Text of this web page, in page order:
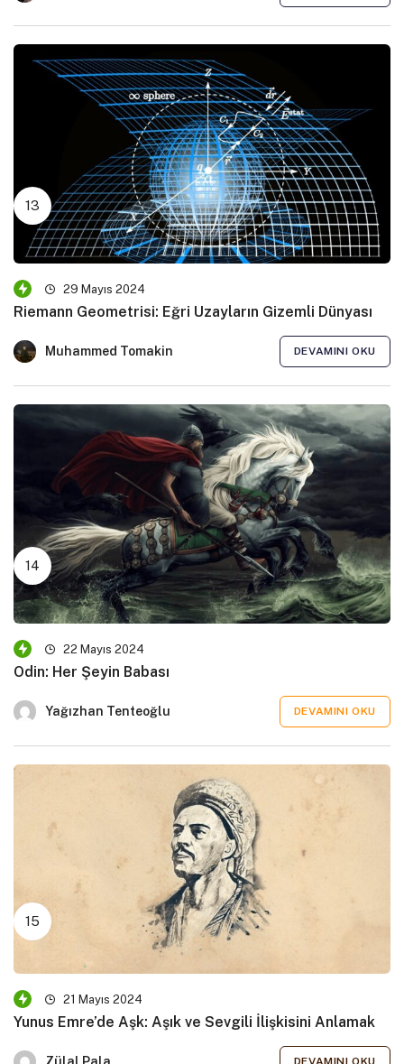
29 Mayıs 2024
Riemann Geometrisi: Eğri Uzayların Gizemli Dünyası
Muhammed Tomakin DEVAMINI OKU
22 Mayıs 2024
Odin: Her Şeyin Babası
Yağızhan Tenteoğlu DEVAMINI OKU
21 Mayıs 2024
Yunus Emre’de Aşk: Aşık ve Sevgili İlişkisini Anlamak